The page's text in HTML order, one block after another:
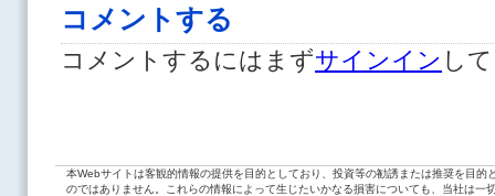
コメントする
コメントするにはまずサインイン し
本Webサイトは客観的情報の提供を目的としており、投資等の勧誘または推奨を目
のではありません。これらの情報によって生じたいかなる損害についても、当社は一